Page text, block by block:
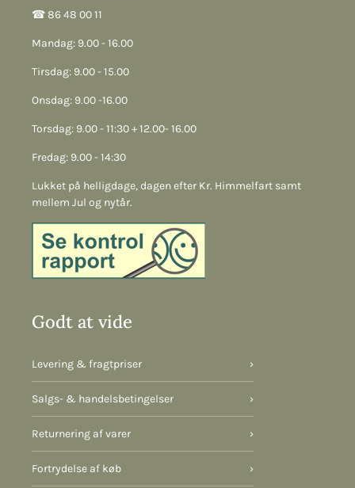
☎︎ 86 48 00 11
Mandag: 9.00 - 16.00
Tirsdag: 9.00 - 15.00
Onsdag: 9.00 -16.00
Torsdag: 9.00 - 11:30 + 12.00- 16.00
Fredag: 9.00 - 14:30
Lukket på helligdage, dagen efter Kr. Himmelfart samt
mellem Jul og nytår.
Godt at vide
Levering & fragtpriser ›
Salgs- & handelsbetingelser ›
Returnering af varer ›
Fortrydelse af køb ›